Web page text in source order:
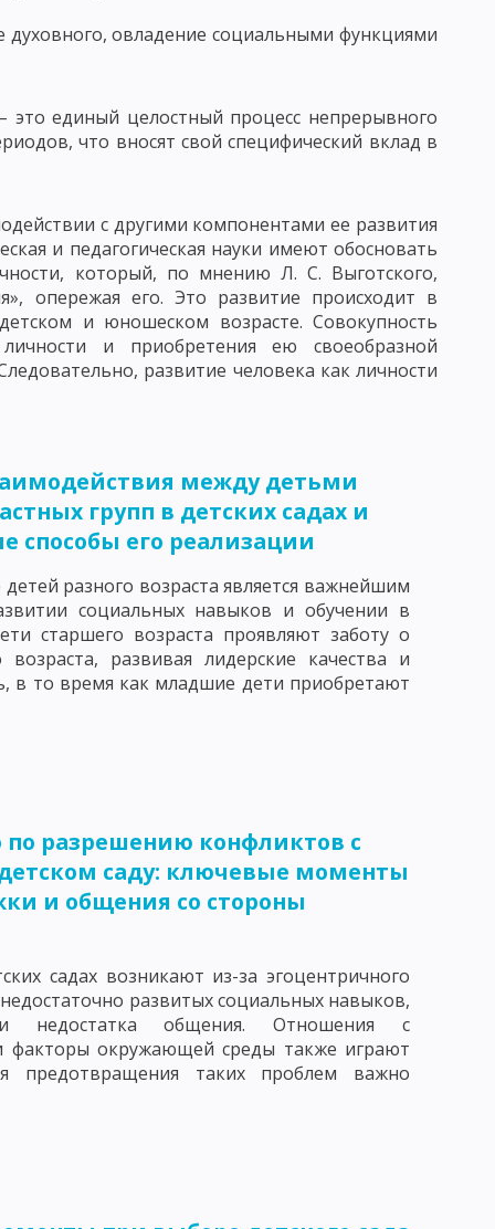
ПРОЦЕССА
УЧЕБНОГО ПРОЦЕССА
ДЕЙСТВИЙ ПРОБЛЕМНОЕ ОБУЧЕНИЕ
ПЕДАГОГИКА СОТРУДНИЧЕСТВА
ПЕТЕРСОНА
УЧЕБНОГО ПРОЦЕССА
ОБУЧЕНИЯ
УЧЕБНОЙ РАБОТЫ
УЧАЩИХСЯ
ЧАСТИ МЕТОДА ОБУЧЕНИЯ
ОТБОР МЕТОДОВ ОБУЧЕНИЯ
И УСЛОВИЯ ЕГО ЭФФЕКТИВНОСТИ
овладение социальными функциями
это единый целостный процесс непрерывного
что вносят свой специфический вклад в
с другими компонентами ее развития
и педагогическая науки имеют обосновать
который, по мнению Л. С. Выготского,
опережая его. Это развитие происходит в
и юношеском возрасте. Совокупность
и приобретения ею своеобразной
развитие человека как личности
между детьми
групп в детских садах и
способы его реализации
разного возраста является важнейшим
социальных навыков и обучении в
старшего возраста проявляют заботу о
развивая лидерские качества и
в то время как младшие дети приобретают
по разрешению конфликтов с
саду: ключевые моменты
и общения со стороны
садах возникают из-за эгоцентричного
развитых социальных навыков,
недостатка общения. Отношения с
окружающей среды также играют
предотвращения таких проблем важно